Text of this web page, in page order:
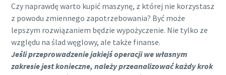
Czy naprawdę warto kupić maszynę, z której nie korzystasz
z powodu zmiennego zapotrzebowania? Być może
lepszym rozwiązaniem będzie wypożyczenie. Nie tylko ze
względu na ślad węglowy, ale także finanse.
Jeśli przeprowadzenie jakiejś operacji we własnym
zakresie jest konieczne, należy przeanalizować każdy krok